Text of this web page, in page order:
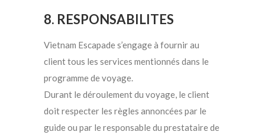
8. RESPONSABILITES
Vietnam Escapade s’engage à fournir au
client tous les services mentionnés dans le
programme de voyage.
Durant le déroulement du voyage, le client
doit respecter les règles annoncées par le
guide ou par le responsable du prestataire de